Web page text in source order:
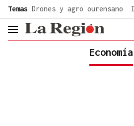
Temas Drones y agro ourensano
header.menu.open
Economía